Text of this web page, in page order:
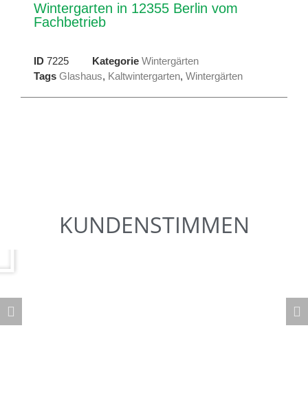
Wintergarten in 12355 Berlin vom
Fachbetrieb
ID 7225 Kategorie Wintergärten
Tags Glashaus, Kaltwintergarten, Wintergärten
KUNDENSTIMMEN